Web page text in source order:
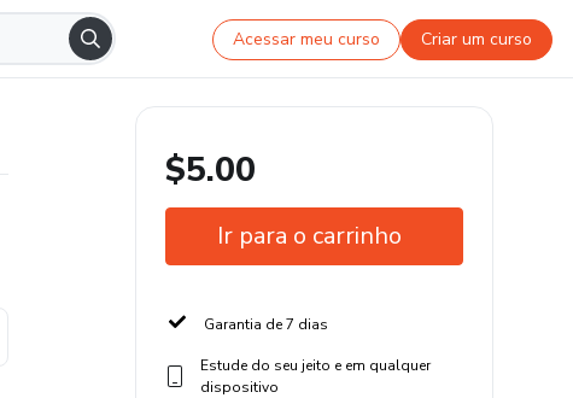
Acessar meu curso Criar um curso
$5.00
Ir para o carrinho
Garantia de 7 dias
Estude do seu jeito e em qualquer
dispositivo